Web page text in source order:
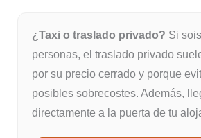
¿Taxi o traslado privado? Si
personas, el traslado privado
por su precio cerrado y porque
posibles sobrecostes. Además,
directamente a la puerta de tu